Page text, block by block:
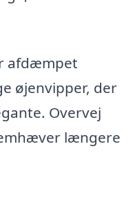
afdæmpet
øjenvipper, der
Overvej
længere